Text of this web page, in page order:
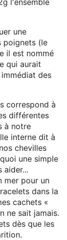
une
poignets (le
il est nommé
qui aurait
des
correspond à
différentes
à notre
interne dit à
chevilles
une simple
aider...
mer pour un
dans la
cachets «
ne sait jamais.
dès que les